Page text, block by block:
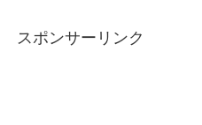
スポンサーリンク